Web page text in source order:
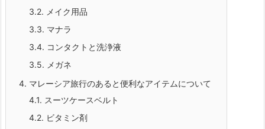
3.2. メイク用品
3.3. マナラ
3.4. コンタクトと洗浄液
3.5. メガネ
4. マレーシア旅行のあると便利なアイテムについて
4.1. スーツケースベルト
4.2. ビタミン剤